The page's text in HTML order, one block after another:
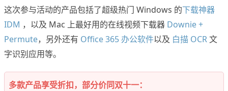
这次参与活动的产品包括了超级热门 Windows 的下载神器
IDM ，以及 Mac 上最好用的在线视频下载器 Downie +
Permute，另外还有 Office 365 办公软件以及 白描 OCR文
字识别应用等。
多款产品享受折扣，部分价同双十一：